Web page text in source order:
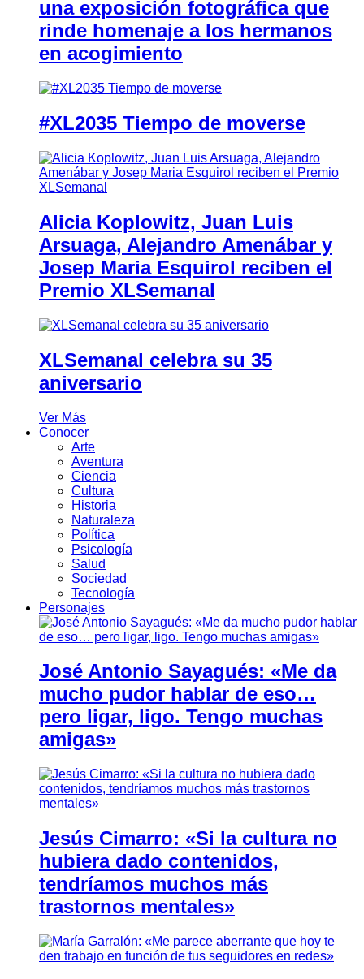
una exposición fotográfica que
rinde homenaje a los hermanos
en acogimiento
#XL2035 Tiempo de moverse
Alicia Koplowitz, Juan Luis
Arsuaga, Alejandro Amenábar y
Josep Maria Esquirol reciben el
Premio XLSemanal
XLSemanal celebra su 35
aniversario
Ver Más
Conocer
Arte
Aventura
Ciencia
Cultura
Historia
Naturaleza
Política
Psicología
Salud
Sociedad
Tecnología
Personajes
José Antonio Sayagués: «Me da
mucho pudor hablar de eso…
pero ligar, ligo. Tengo muchas
amigas»
Jesús Cimarro: «Si la cultura no
hubiera dado contenidos,
tendríamos muchos más
trastornos mentales»